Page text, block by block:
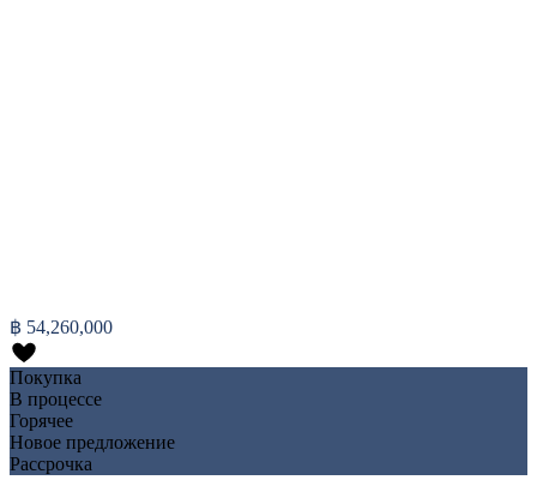
฿ 54,260,000
Покупка
В процессе
Горячее
Новое предложение
Рассрочка